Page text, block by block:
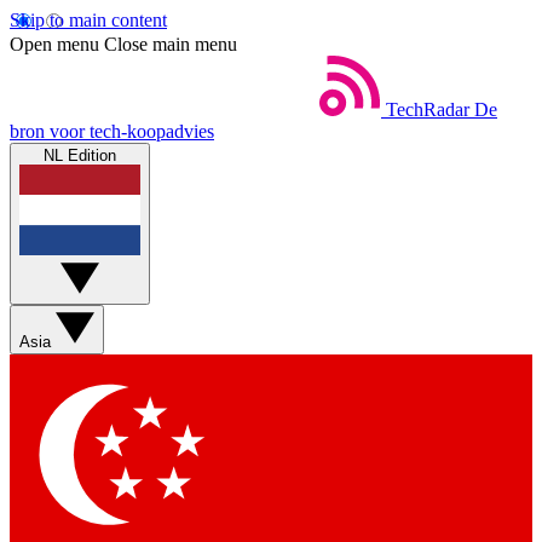
Skip to main content
Open menu Close main menu
TechRadar De
bron voor tech-koopadvies
NL Edition
Asia